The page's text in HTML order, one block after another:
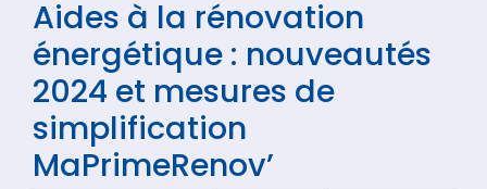
Aides à la rénovation
énergétique : nouveautés
2024 et mesures de
simplification
MaPrimeRenov’